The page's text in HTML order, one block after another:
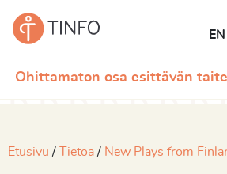
Ohittamaton osa esittävän
EN
Etusivu Tietoa New Plays from